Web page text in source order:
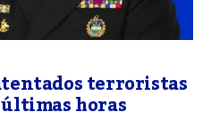
terroristas
horas